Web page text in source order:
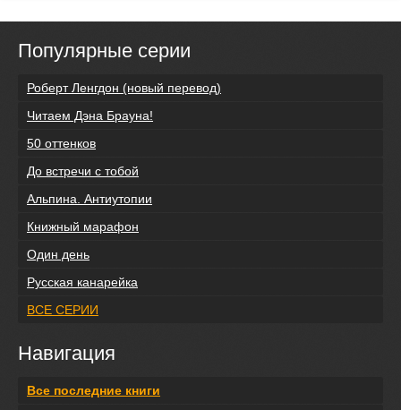
Популярные серии
Роберт Ленгдон (новый перевод)
Читаем Дэна Брауна!
50 оттенков
До встречи с тобой
Альпина. Антиутопии
Книжный марафон
Один день
Русская канарейка
ВСЕ СЕРИИ
Навигация
Все последние книги